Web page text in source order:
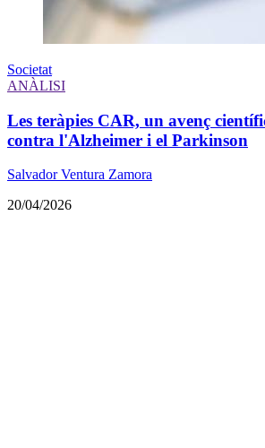
Societat
ANÀLISI
Les teràpies CAR, un avenç
contra l'Alzheimer i el Parkinson
Salvador Ventura Zamora
20/04/2026